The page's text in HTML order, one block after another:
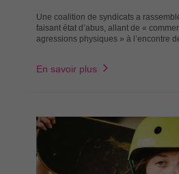
Une coalition de syndicats a
faisant état d’abus, allant de «
agressions physiques » à l’encontre
En savoir plus